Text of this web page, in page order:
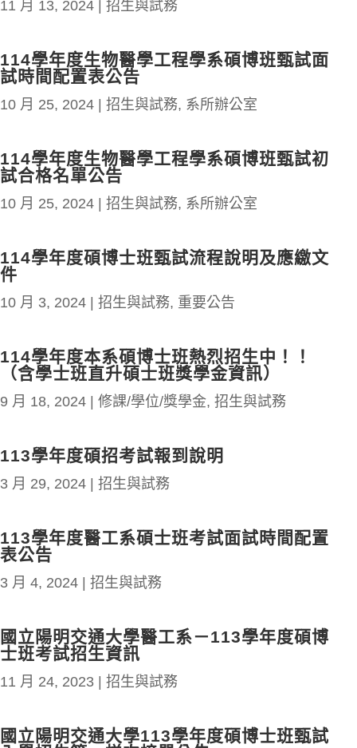
11 月 13, 2024 招生與試務
114學年度生物醫學工程學系碩博班甄試面
試時間配置表公告
10 月 25, 2024 招生與試務, 系所辦公室
114學年度生物醫學工程學系碩博班甄試初
試合格名單公告
10 月 25, 2024 招生與試務, 系所辦公室
114學年度碩博士班甄試流程說明及應繳文
件
10 月 3, 2024 招生與試務, 重要公告
114學年度本系碩博士班熱烈招生中！！
（含學士班直升碩士班獎學金資訊）
9 月 18, 2024 修課/學位/獎學金, 招生與試務
113學年度碩招考試報到說明
3 月 29, 2024 招生與試務
113學年度醫工系碩士班考試面試時間配置
表公告
3 月 4, 2024 招生與試務
國立陽明交通大學醫工系－113學年度碩博
士班考試招生資訊
11 月 24, 2023 招生與試務
國立陽明交通大學113學年度碩博士班甄試